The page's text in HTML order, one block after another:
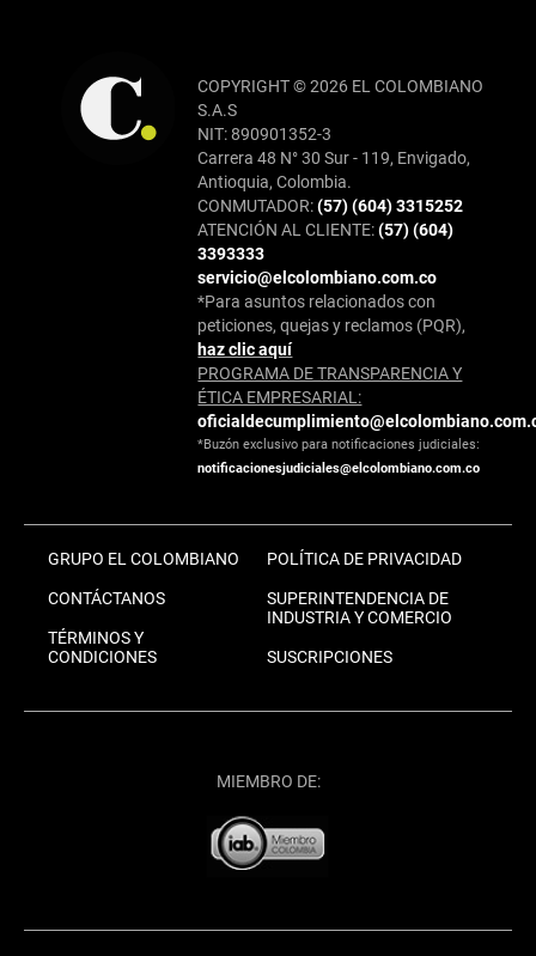
COPYRIGHT © 2026 EL COLOMBIANO
S.A.S
NIT: 890901352-3
Carrera 48 N° 30 Sur - 119, Envigado,
Antioquia, Colombia.
CONMUTADOR:(57) (604) 3315252
ATENCIÓN AL CLIENTE:(57) (604)
3393333
servicio@elcolombiano.com.co
*Para asuntos relacionados con
peticiones, quejas y reclamos (PQR),
haz clic aquí
PROGRAMA DE TRANSPARENCIA Y
ÉTICA EMPRESARIAL:
*Buzón exclusivo para notificaciones judiciales:
notificacionesjudiciales@elcolombiano.com.co
GRUPO EL COLOMBIANO
CONTÁCTANOS
TÉRMINOS Y
CONDICIONES
POLÍTICA DE PRIVACIDAD
SUPERINTENDENCIA DE
INDUSTRIA Y COMERCIO
SUSCRIPCIONES
MIEMBRO DE: